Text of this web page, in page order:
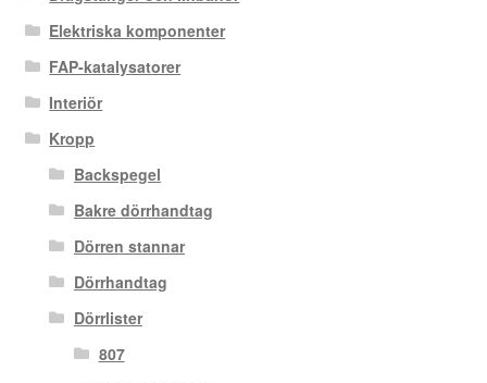
Elektriska komponenter
FAP-katalysatorer
Interiör
Kropp
Backspegel
Bakre dörrhandtag
Dörren stannar
Dörrhandtag
Dörrlister
807